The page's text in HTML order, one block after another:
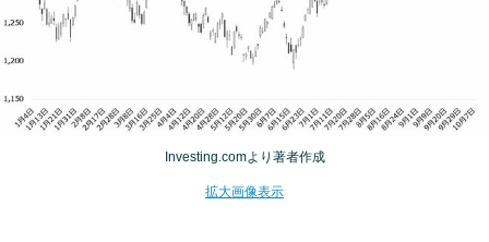
Investing.comより著者作成
拡大画像表示